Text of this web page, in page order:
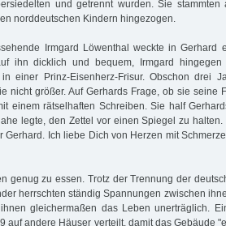
und getrennt wurden. Sie stammten
norddeutschen Kindern hingezogen.
Irmgard Löwenthal weckte in Gerhard
ihn dicklich und bequem, Irmgard
einer Prinz-Eisenherz-Frisur. Obschon drei
nicht größer. Auf Gerhards Frage, ob sie seine
einem rätselhaften Schreiben. Sie half
legte, den Zettel vor einen Spiegel zu
Gerhard. Ich liebe Dich von Herzen mit
genug zu essen. Trotz der Trennung der
herrschten ständig Spannungen zwischen
gleichermaßen das Leben unerträglich.
auf andere Häuser verteilt, damit das Gebäude